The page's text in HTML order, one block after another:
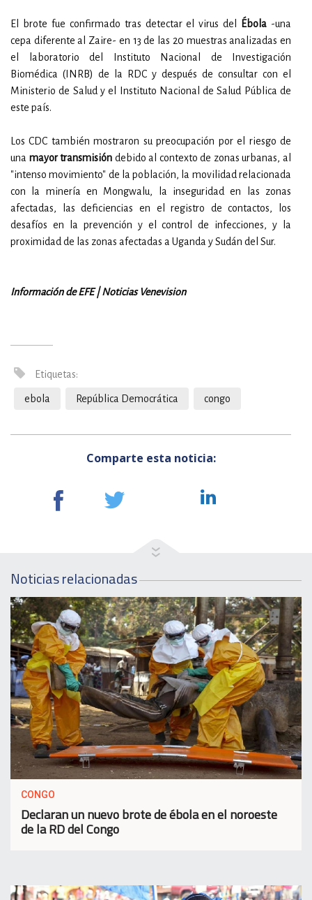
El brote fue confirmado tras detectar el virus del Ébola -una
cepa diferente al Zaire- en 13 de las 20 muestras analizadas en
el laboratorio del Instituto Nacional de Investigación
Biomédica (INRB) de la RDC y después de consultar con el
Ministerio de Salud y el Instituto Nacional de Salud Pública de
este país.
Los CDC también mostraron su preocupación por el riesgo de
una mayor transmisión debido al contexto de zonas urbanas, al
"intenso movimiento" de la población, la movilidad relacionada
con la minería en Mongwalu, la inseguridad en las zonas
afectadas, las deficiencias en el registro de contactos, los
desafíos en la prevención y el control de infecciones, y la
proximidad de las zonas afectadas a Uganda y Sudán del Sur.
Información de EFE | Noticias Venevision
Etiquetas:
ebola República Democrática congo
Comparte esta noticia:
Noticias relacionadas
CONGO
Declaran un nuevo brote de ébola en el noroeste
de la RD del Congo